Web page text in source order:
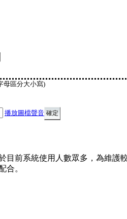
母區分大小寫)
播放圖檔聲音
目前系統使用人數眾多，為維護
合。